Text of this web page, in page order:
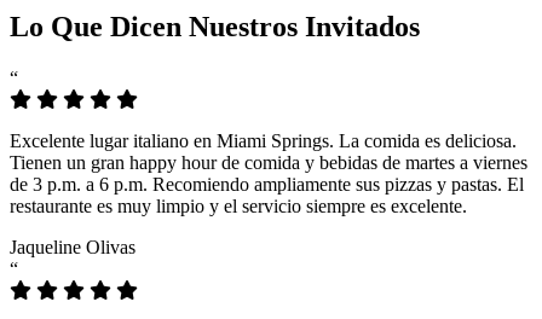
Lo Que Dicen Nuestros Invitados
“
Excelente lugar italiano en Miami Springs. La comida es deliciosa.
Tienen un gran happy hour de comida y bebidas de martes a viernes
de 3 p.m. a 6 p.m. Recomiendo ampliamente sus pizzas y pastas. El
restaurante es muy limpio y el servicio siempre es excelente.
Jaqueline Olivas
“